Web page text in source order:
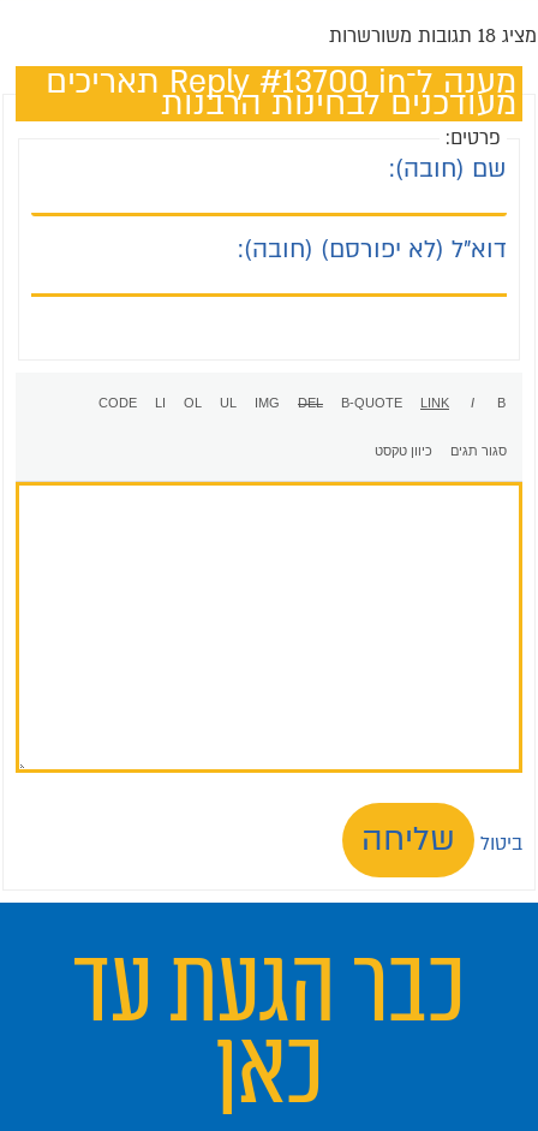
מציג 18 תגובות משורשרות
מענה ל־Reply #13700 in תאריכיםמעודכנים לבחינות הרבנות
פרטים:
שם (חובה):
דוא"ל (לא יפורסם) (חובה):
ביטול שליחה
כבר הגעת עד
כאן